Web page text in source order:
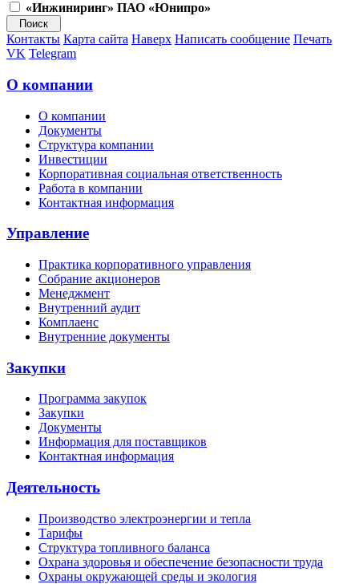
«Инжиниринг» ПАО «Юнипро»
Контакты Карта сайта Наверх Написать сообщение Печать
VK Telegram
О компании
О компании
Документы
Структура компании
Инвестиции
Корпоративная социальная ответственность
Работа в компании
Контактная информация
Управление
Практика корпоративного управления
Собрание акционеров
Менеджмент
Внутренний аудит
Комплаенс
Внутренние документы
Закупки
Программа закупок
Закупки
Документы
Информация для поставщиков
Контактная информация
Деятельность
Производство электроэнергии и тепла
Тарифы
Структура топливного баланса
Охрана здоровья и обеспечение безопасности труда
Охраны окружающей среды и экология